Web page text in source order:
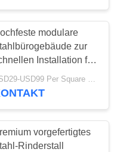
42
modulare
zur
Installation für
Unternehmensbau
vorgefertigtes
Rinderstall